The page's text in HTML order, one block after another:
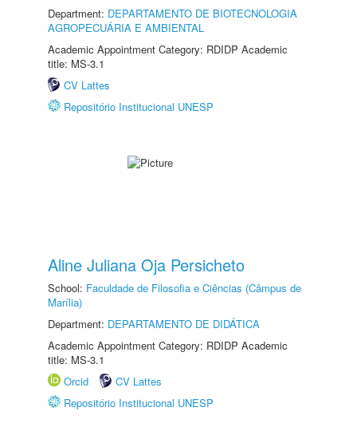
Department: DEPARTAMENTO DE BIOTECNOLOGIA
AGROPECUÁRIA E AMBIENTAL
Academic Appointment Category: RDIDP Academic
title: MS-3.1
CV Lattes
Repositório Institucional UNESP
Aline Juliana Oja Persicheto
School: Faculdade de Filosofia e Ciências (Câmpus de
Marília)
Department: DEPARTAMENTO DE DIDÁTICA
Academic Appointment Category: RDIDP Academic
title: MS-3.1
Orcid
CV Lattes
Repositório Institucional UNESP